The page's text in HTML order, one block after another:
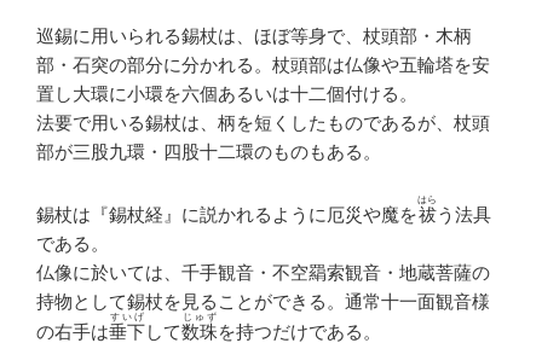
巡錫に用いられる錫杖は、ほぼ等身で、杖頭部・木柄
部・石突の部分に分かれる。杖頭部は仏像や五輪塔を安
置し大環に小環を六個あるいは十二個付ける。
法要で用いる錫杖は、柄を短くしたものであるが、杖頭
部が三股九環・四股十二環のものもある。
錫杖は『錫杖経』に説かれるように厄災や魔を祓
はら
う法具
である。
仏像に於いては、千手観音・不空羂索観音・地蔵菩薩の
持物として錫杖を見ることができる。通常十一面観音様
の右手は垂下
すいげ
して数珠
じゅず
を持つだけである。